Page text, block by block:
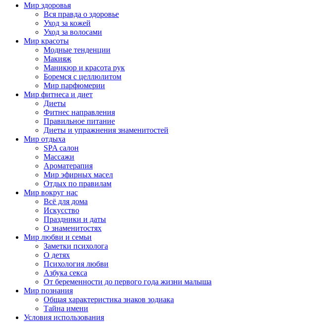
Мир здоровья
Вся правда о здоровье
Уход за кожей
Уход за волосами
Мир красоты
Модные тенденции
Макияж
Маникюр и красота рук
Боремся с целлюлитом
Мир парфюмерии
Мир фитнеса и диет
Диеты
Фитнес направления
Правильное питание
Диеты и упражнения знаменитостей
Мир отдыха
SPA салон
Массажи
Ароматерапия
Мир эфирных масел
Отдых по правилам
Мир вокруг нас
Всё для дома
Искусство
Праздники и даты
О знаменитостях
Мир любви и семьи
Заметки психолога
О детях
Психология любви
Азбука секса
От беременности до первого года жизни малыша
Мир познания
Общая характеристика знаков зодиака
Тайна имени
Условия использования